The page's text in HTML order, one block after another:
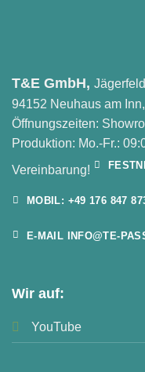
T&E GmbH,
94152 Neuhaus am
Öffnungszeiten:
Produktion: Mo.-Fr.:
Vereinbarung!
MOBIL: +49 176 847
E-MAIL INFO@TE-
Wir auf:
YouTube